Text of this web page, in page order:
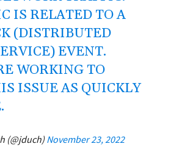
IS RELATED TO A
(DISTRIBUTED
EVENT.
WORKING TO
ISSUE AS QUICKLY
(@jduch) November 23, 2022